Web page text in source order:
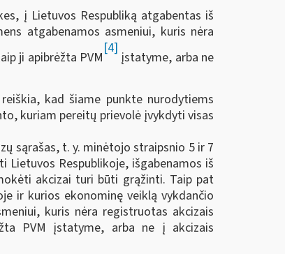
į Lietuvos Respubliką atgabentas iš
atgabenamos asmeniui, kuris nėra
ji apibrėžta PVM
[4]
įstatyme, arba ne
kad šiame punkte nurodytiems
kuriam pereitų prievolė įvykdyti visas
sąrašas, t. y. minėtojo straipsnio 5 ir 7
Respublikoje, išgabenamos iš
akcizai turi būti grąžinti. Taip pat
ir kurios ekonominę veiklą vykdančio
kuris nėra registruotas akcizais
PVM įstatyme, arba ne į akcizais